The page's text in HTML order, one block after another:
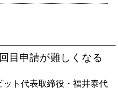
目申請が難しくなる
ット代表取締役・福井泰代